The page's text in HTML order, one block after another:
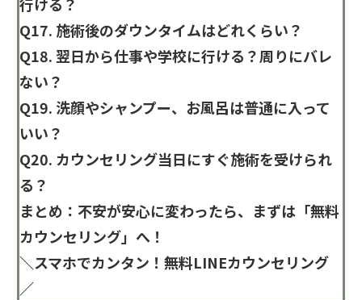
行ける？
Q17. 施術後のダウンタイムはどれくらい？
Q18. 翌日から仕事や学校に行ける？周りにバレ
ない？
Q19. 洗顔やシャンプー、お風呂は普通に入って
いい？
Q20. カウンセリング当日にすぐ施術を受けられ
る？
まとめ：不安が安心に変わったら、まずは「無料
カウンセリング」へ！
＼スマホでカンタン！無料LINEカウンセリング
／